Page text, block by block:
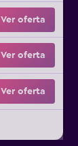
Ver oferta
Ver oferta
Ver oferta